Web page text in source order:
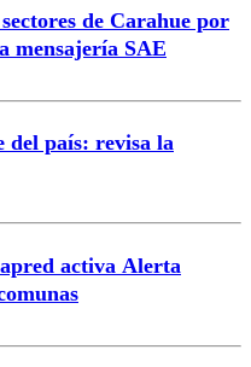
de Carahue por
mensajería SAE
del país: revisa la
activa Alerta